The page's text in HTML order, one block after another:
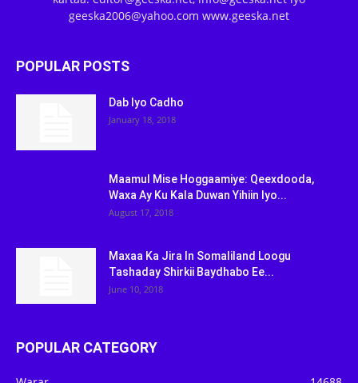
geeska2006@yahoo.com www.geeska.net
POPULAR POSTS
Dab Iyo Cadho
January 18, 2018
Maamul Mise Hoggaamiye: Qeexdooda,
Waxa Ay Ku Kala Duwan Yihiin Iyo...
August 17, 2018
Maxaa Ka Jira In Somaliland Loogu
Tashaday Shirkii Baydhabo Ee...
June 10, 2018
POPULAR CATEGORY